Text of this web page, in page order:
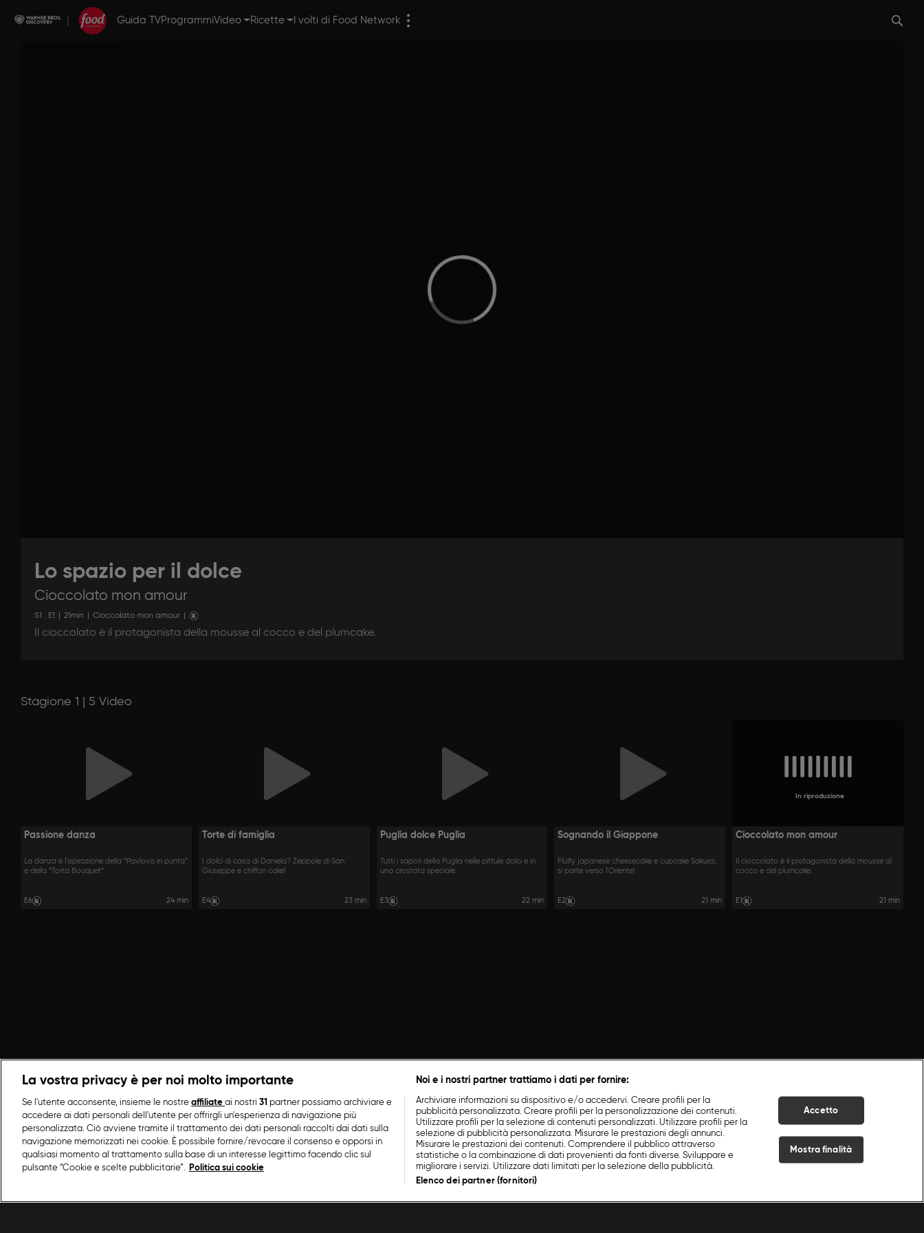
Guida TVProgrammiVideo Ricette I volti di Food Network
Lo spazio per il dolce
Cioccolato mon amour
S1 : E1 21 min Cioccolato mon amour
Il cioccolato è il protagonista della mousse al cocco e del plumcake.
Stagione 1 | 5 Video
Passione danza
La danza è l'ispirazione della “Pavlova in punta”
e della “Torta Bouquet”
E6 24 min
Torte di famiglia
I dolci di casa di Daniela? Zeppole di San
Giuseppe e chiffon cake!
E4 23 min
Puglia dolce Puglia
Tutti i sapori della Puglia nelle pittule dolci e in
una crostata speciale.
E3 22 min
Sognando il Giappone
Fluffy japanese cheesecake e cupcake Sakura;
si parte verso l'Oriente!
E2 21 min
In riproduzione
Cioccolato mon amour
Il cioccolato è il protagonista della mousse al
cocco e del plumcake.
E1 21 min
La vostra privacy è per noi molto importante
Se l'utente acconsente, insieme le nostre affiliate ai nostri 31 partner possiamo archiviare e
accedere ai dati personali dell'utente per offrirgli un'esperienza di navigazione più
personalizzata. Ciò avviene tramite il trattamento dei dati personali raccolti dai dati sulla
navigazione memorizzati nei cookie. È possibile fornire/revocare il consenso e opporsi in
qualsiasi momento al trattamento sulla base di un interesse legittimo facendo clic sul
pulsante “Cookie e scelte pubblicitarie”.
Politica sui cookie
Noi e i nostri partner trattiamo i dati per fornire:
Archiviare informazioni su dispositivo e/o accedervi. Creare profili per la
pubblicità personalizzata. Creare profili per la personalizzazione dei contenuti.
Utilizzare profili per la selezione di contenuti personalizzati. Utilizzare profili per la
selezione di pubblicità personalizzata. Misurare le prestazioni degli annunci.
Misurare le prestazioni dei contenuti. Comprendere il pubblico attraverso
statistiche o la combinazione di dati provenienti da fonti diverse. Sviluppare e
migliorare i servizi. Utilizzare dati limitati per la selezione della pubblicità.
Elenco dei partner (fornitori)
Accetto
Mostra finalità